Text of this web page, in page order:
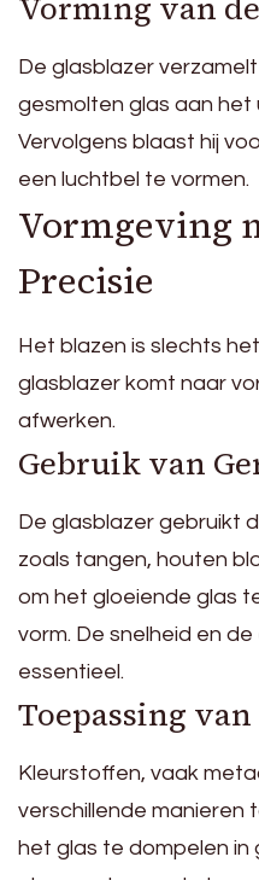
Vorming van
De glasblazer
gesmolten glas aan het
Vervolgens blaast hij
een luchtbel te vormen.
Vormgeving
Precisie
Het blazen is slechts
glasblazer komt naar
afwerken.
Gebruik van
De glasblazer gebruikt
zoals tangen, houten
om het gloeiende glas
vorm. De snelheid en
essentieel.
Toepassing
Kleurstoffen, vaak
verschillende manieren
het glas te dompelen in